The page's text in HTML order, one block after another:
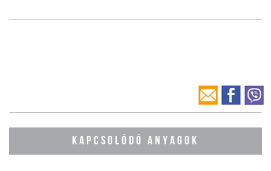
KAPCSOLÓDÓ ANYAGOK